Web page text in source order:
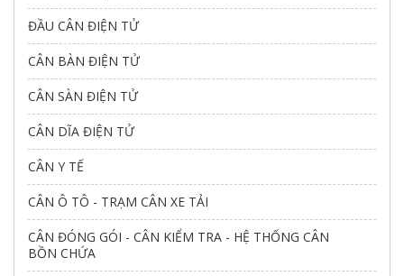
ĐẦU CÂN ĐIỆN TỬ
CÂN BÀN ĐIỆN TỬ
CÂN SÀN ĐIỆN TỬ
CÂN DĨA ĐIỆN TỬ
CÂN Y TẾ
CÂN Ô TÔ - TRẠM CÂN XE TẢI
CÂN ĐÓNG GÓI - CÂN KIỂM TRA - HỆ THỐNG CÂN
BỒN CHỨA